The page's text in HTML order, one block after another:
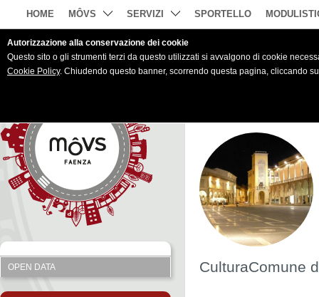
Autorizzazione alla conservazione dei cookie
Questo sito o gli strumenti terzi da questo utilizzati si avvalgono di cookie
Cookie Policy. Chiudendo questo banner, scorrendo questa pagina, cliccando
HOME MÔVS SERVIZI SPORTELLO
OPEN DATA CulturaComune